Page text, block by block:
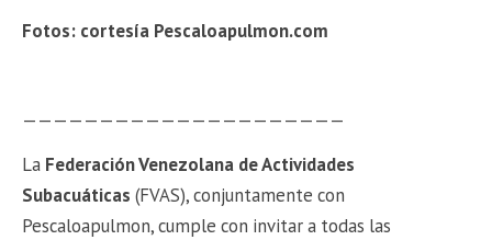
Fotos: cortesía Pescaloapulmon.com
—————————————————————
La Federación Venezolana de Actividades
Subacuáticas(FVAS), conjuntamente con
Pescaloapulmon, cumple con invitar a todas las